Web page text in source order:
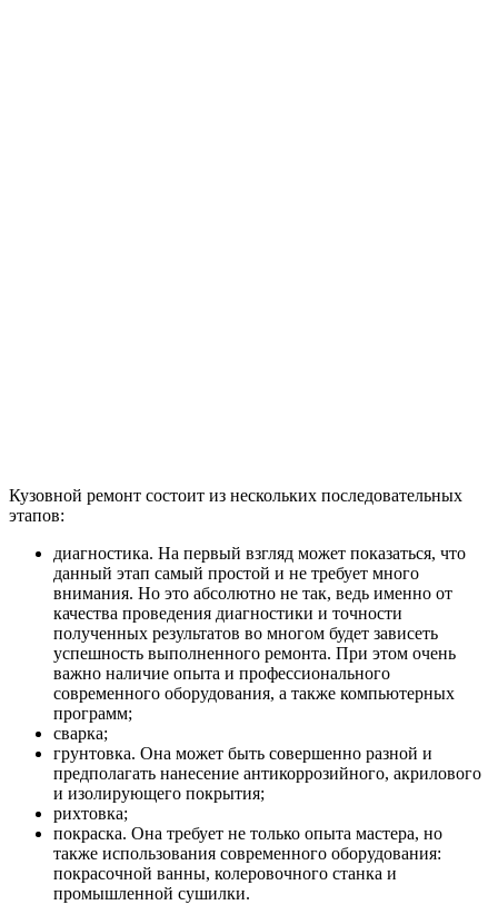
Кузовной ремонт состоит из нескольких последовательных
этапов:
диагностика. На первый взгляд может показаться, что
данный этап самый простой и не требует много
внимания. Но это абсолютно не так, ведь именно от
качества проведения диагностики и точности
полученных результатов во многом будет зависеть
успешность выполненного ремонта. При этом очень
важно наличие опыта и профессионального
современного оборудования, а также компьютерных
программ;
сварка;
грунтовка. Она может быть совершенно разной и
предполагать нанесение антикоррозийного, акрилового
и изолирующего покрытия;
рихтовка;
покраска. Она требует не только опыта мастера, но
также использования современного оборудования:
покрасочной ванны, колеровочного станка и
промышленной сушилки.